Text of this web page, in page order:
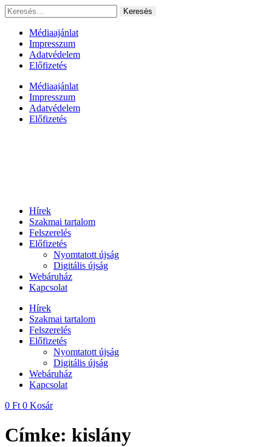
Ugrás
a
tartalomhoz
Keresés:
Médiaajánlat
Impresszum
Adatvédelem
Előfizetés
Médiaajánlat
Impresszum
Adatvédelem
Előfizetés
Hírek
Szakmai tartalom
Felszerelés
Előfizetés
Nyomtatott újság
Digitális újság
Webáruház
Kapcsolat
Hírek
Szakmai tartalom
Felszerelés
Előfizetés
Nyomtatott újság
Digitális újság
Webáruház
Kapcsolat
0 Ft 0 Kosár
Címke: kislány